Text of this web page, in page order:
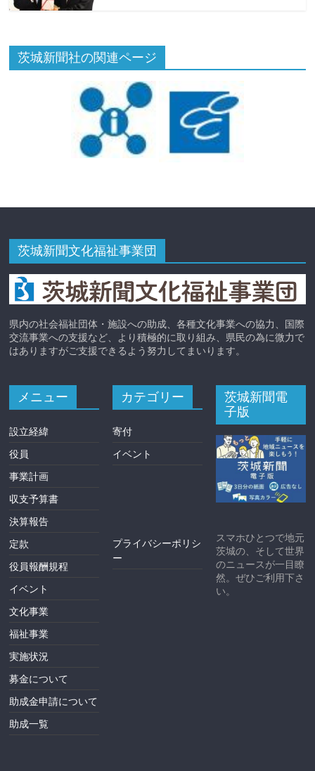
茨城新聞社の関連ページ
茨城新聞文化福祉事業団
県内の社会福祉団体・施設への助成、各種文化事業への協力、国際
交流事業への支援など、より積極的に取り組み、県民の為に微力で
はありますがご支援できるよう努力してまいります。
メニュー
設立経緯
役員
事業計画
収支予算書
決算報告
定款
役員報酬規程
イベント
文化事業
福祉事業
実施状況
募金について
助成金申請について
助成一覧
カテゴリー
寄付
イベント
プライバシーポリシ
ー
茨城新聞電
子版
スマホひとつで地元
茨城の、そして世界
のニュースが一目瞭
然。ぜひご利用下さ
い。